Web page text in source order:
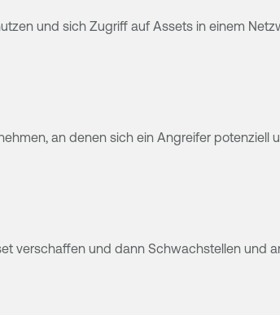
und sich Zugriff auf Assets in einem
an denen sich ein Angreifer
verschaffen und dann Schwachstellen und